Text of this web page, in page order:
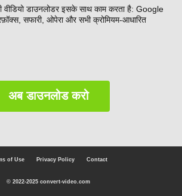
वीडियो डाउनलोडर इसके साथ काम करता है: Google
सफारी, ओपेरा और सभी क्रोमियम-आधारित
अब डाउनलोड करो
of Use Privacy Policy Contact
© 2022-2025 convert-video.com